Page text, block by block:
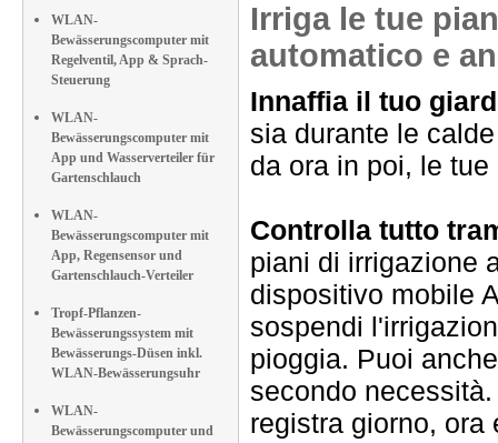
WLAN-
Bewässerungscomputer mit
Regelventil, App & Sprach-
Steuerung
WLAN-
Bewässerungscomputer mit
App und Wasserverteiler für
Gartenschlauch
WLAN-
Bewässerungscomputer mit
App, Regensensor und
Gartenschlauch-Verteiler
Tropf-Pflanzen-
Bewässerungssystem mit
Bewässerungs-Düsen inkl.
WLAN-Bewässerungsuhr
WLAN-
Bewässerungscomputer und
Irriga le tue
automatico e
Innaffia il tuo
sia durante le
da ora in poi, le
Controlla tutto
piani di irrigazione
dispositivo mobile
sospendi
pioggia. Puoi
secondo
registra giorno, ora